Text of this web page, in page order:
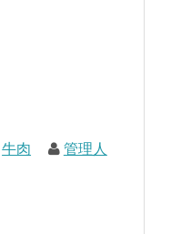
牛肉 管理人